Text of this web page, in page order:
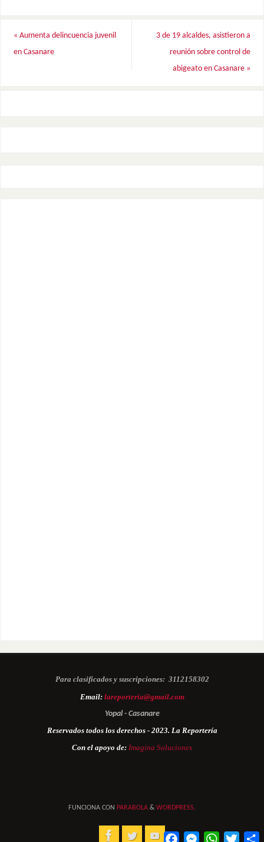
« Aumenta delincuencia juvenil
en Casanare
3 de 19 alcaldes, asistieron a
reunión sobre control de
abigeato en Casanare »
Para clasificados y suscripciones: 3112158302
Email: lareporteria@gmail.com
Yopal - Casanare
Reservados todos los derechos - 2023. La Reportería
Con el apoyo de: Imagina Soluciones
FUNCIONA CON PARABOLA & WORDPRESS.
FacebookMessengerWhatsApp
Twitter